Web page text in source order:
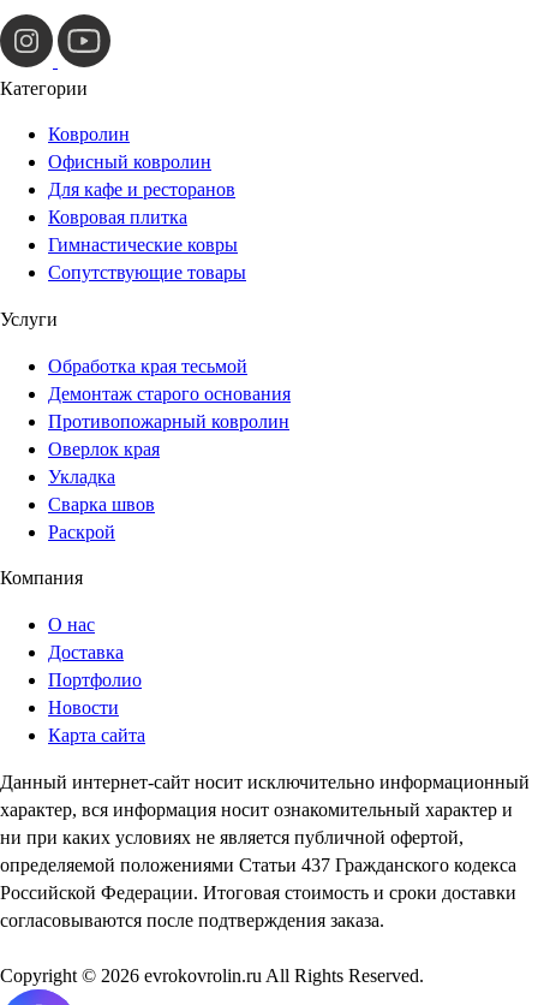
Категории
Ковролин
Офисный ковролин
Для кафе и ресторанов
Ковровая плитка
Гимнастические ковры
Сопутствующие товары
Услуги
Обработка края тесьмой
Демонтаж старого основания
Противопожарный ковролин
Оверлок края
Укладка
Сварка швов
Раскрой
Компания
О нас
Доставка
Портфолио
Новости
Карта сайта
Данный интернет-сайт носит исключительно информационный
характер, вся информация носит ознакомительный характер и
ни при каких условиях не является публичной офертой,
определяемой положениями Статьи 437 Гражданского кодекса
Российской Федерации. Итоговая стоимость и сроки доставки
согласовываются после подтверждения заказа.
Copyright © 2026 evrokovrolin.ru All Rights Reserved.